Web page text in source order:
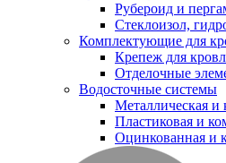
Рубероид и
Стеклоизол,
Комплектующие для
Крепеж для
Отделочные
Водосточные системы
Металлическая
Пластиковая и
Оцинкованная и